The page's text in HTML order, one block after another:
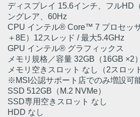
ディスプレイ 15.6インチ、フルHD
ングレア、60Hz
CPU インテル® Core™ 7 プロセッ
＋8E）12スレッド / 最大5.4GHz
GPU インテル® グラフィックス
メモリ規格／容量 32GB（16GB ×2
メモリ空きスロット なし（2スロッ
※MSI公認サポート店でのみ増設可
SSD 512GB（M.2 NVMe）
SSD専用空きスロット なし
HDD なし